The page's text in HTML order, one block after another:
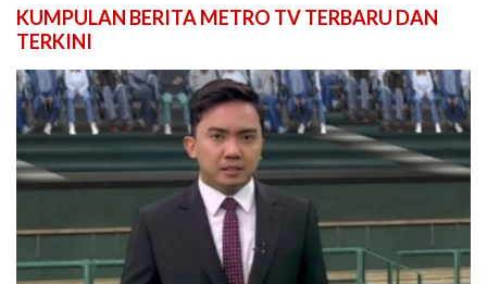
KUMPULAN BERITA METRO TV TERBARU DAN
TERKINI